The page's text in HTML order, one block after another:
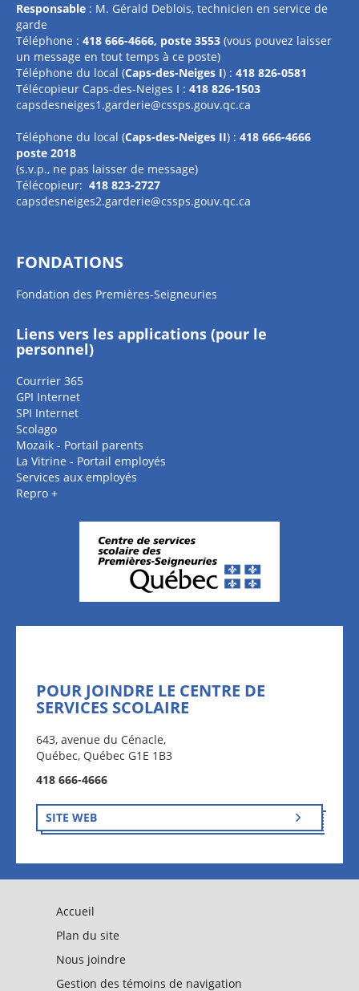
Responsable : M. Gérald Deblois, technicien en service de
garde
Téléphone : 418 666-4666, poste 3553 (vous pouvez laisser
un message en tout temps à ce poste)
Téléphone du local (Caps-des-Neiges I) : 418 826-0581
Télécopieur Caps-des-Neiges I : 418 826-1503
capsdesneiges1.garderie@cssps.gouv.qc.ca
Téléphone du local (Caps-des-Neiges II) : 418 666-4666
poste 2018
(s.v.p., ne pas laisser de message)
Télécopieur: 418 823-2727
capsdesneiges2.garderie@cssps.gouv.qc.ca
FONDATIONS
Fondation des Premières-Seigneuries
Liens vers les applications (pour le
personnel)
Courrier 365
GPI Internet
SPI Internet
Scolago
Mozaik - Portail parents
La Vitrine - Portail employés
Services aux employés
Repro +
POUR JOINDRE LE CENTRE DE
SERVICES SCOLAIRE
643, avenue du Cénacle,
Québec, Québec G1E 1B3
418 666-4666
SITE WEB
Accueil
Plan du site
Nous joindre
Gestion des témoins de navigation